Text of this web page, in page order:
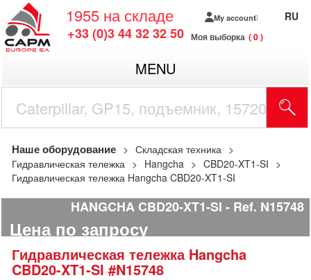
1955 на складе
+33 (0)3 44 32 32 50
My account
Моя выборка 0
RU
MENU
Наше оборудование
Складская техника
Гидравлическая тележка
Hangcha
CBD20-XT1-SI
Гидравлическая тележка Hangcha CBD20-XT1-SI
HANGCHA CBD20-XT1-SI Ref. N15748
Цена по запросу
Гидравлическая тележка Hangcha
CBD20-XT1-SI #N15748